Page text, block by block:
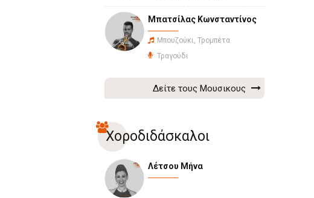
Μπατσίλας Κωνσταντίνος
Μπουζούκι, Τρομπέτα
Τραγούδι
Δείτε τους Μουσικους
Χοροδιδάσκαλοι
Λέτσου Μήνα